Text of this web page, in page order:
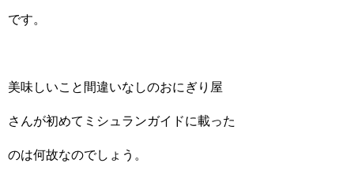
です。
美味しいこと間違いなしのおにぎり屋
さんが初めてミシュランガイドに載った
のは何故なのでしょう。